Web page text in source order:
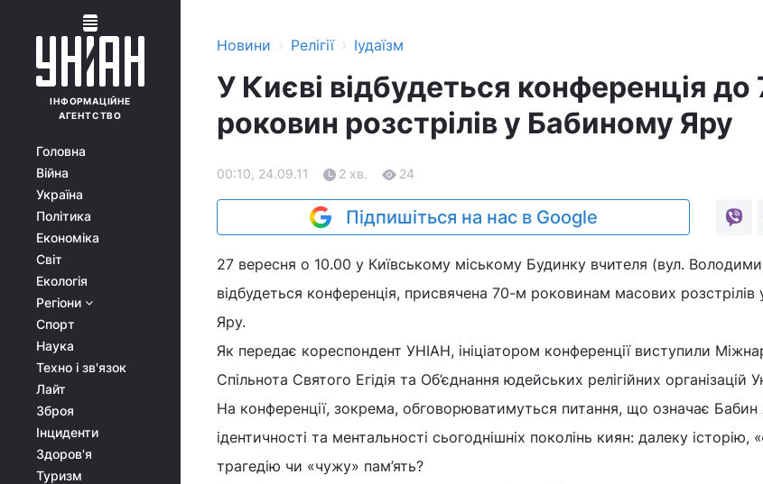
ІНФОРМАЦІЙНЕ
АГЕНТСТВО
Головна
Війна
Україна
Політика
Економіка
Світ
Екологія
Регіони
Спорт
Наука
Техно і зв'язок
Лайт
Зброя
Інциденти
Здоров'я
Туризм
Новини › Релігії › Іудаїзм
У Києві відбудеться конференція до
роковин розстрілів у Бабиному Яру
00:10, 24.09.11 2 хв. 24
Підпишіться на нас в Google
27 вересня о 10.00 у Київському міському Будинку вчителя (вул.
відбудеться конференція, присвячена 70-м роковинам масових
Яру.
Як передає кореспондент УНІАН, ініціатором конференції виступили
Спільнота Святого Егідія та Об’єднання юдейських релігійних організацій
На конференції, зокрема, обговорюватимуться питання, що означає Бабин
ідентичності та ментальності сьогоднішніх поколінь киян: далеку історію,
трагедію чи «чужу» пам’ять?